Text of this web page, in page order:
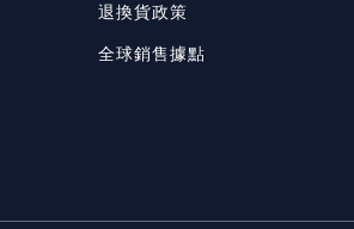
退換貨政策
全球銷售據點